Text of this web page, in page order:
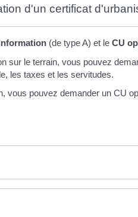
d'un certificat
(de type A) et le CU
sur le terrain, vous pouvez
les taxes et les servitudes.
vous pouvez demander un CU